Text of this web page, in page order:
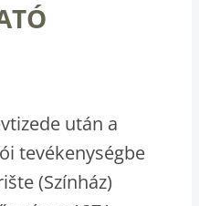
után a
tevékenységbe
(Színház)